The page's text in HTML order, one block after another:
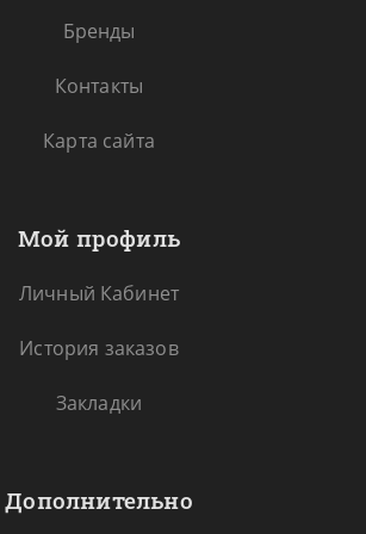
Бренды
Контакты
Карта сайта
Мой профиль
Личный Кабинет
История заказов
Закладки
Дополнительно